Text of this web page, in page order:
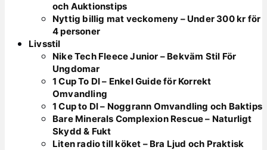
och Auktionstips
Nyttig billig mat veckomeny – Under 300 kr för
4 personer
Livsstil
Nike Tech Fleece Junior – Bekväm Stil För
Ungdomar
1 Cup To Dl – Enkel Guide för Korrekt
Omvandling
1 Cup to Dl – Noggrann Omvandling och Baktips
Bare Minerals Complexion Rescue – Naturligt
Skydd & Fukt
Liten radio till köket – Bra Ljud och Praktisk